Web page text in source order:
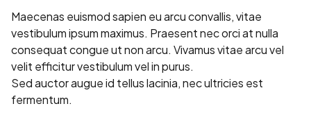
Maecenas euismod sapien eu arcu convallis, vitae
vestibulum ipsum maximus. Praesent nec orci at nulla
consequat congue ut non arcu. Vivamus vitae arcu vel
velit efficitur vestibulum vel in purus.
Sed auctor augue id tellus lacinia, nec ultricies est
fermentum.